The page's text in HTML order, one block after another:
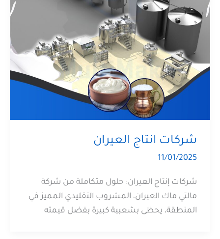
شركات انتاج العيران
11/01/2025
شركات إنتاج العيران: حلول متكاملة من شركة
مالتي ماك العيران، المشروب التقليدي المميز في
المنطقة، يحظى بشعبية كبيرة بفضل قيمته